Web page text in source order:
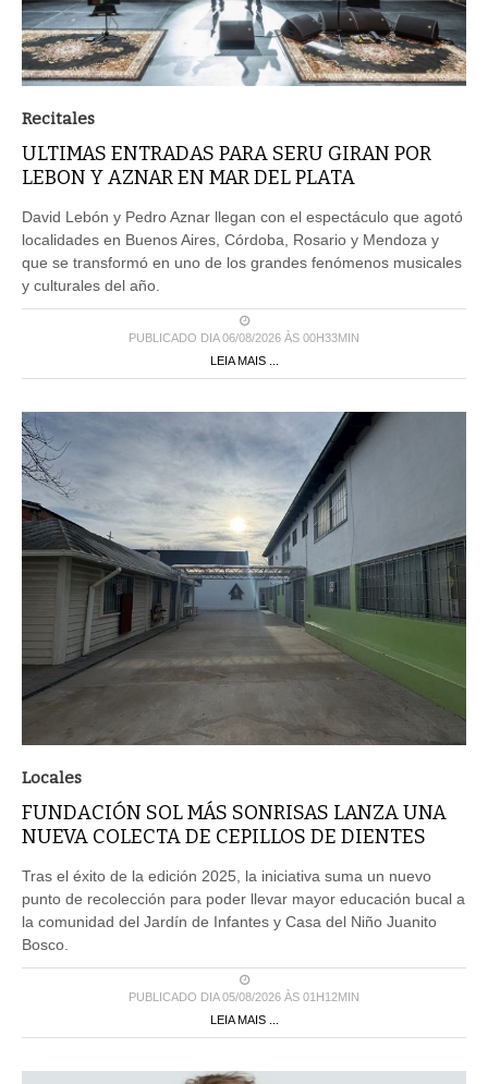
Recitales
ULTIMAS ENTRADAS PARA SERU GIRAN POR
LEBON Y AZNAR EN MAR DEL PLATA
David Lebón y Pedro Aznar llegan con el espectáculo que agotó
localidades en Buenos Aires, Córdoba, Rosario y Mendoza y
que se transformó en uno de los grandes fenómenos musicales
y culturales del año.
PUBLICADO DIA 06/08/2026 ÀS 00H33MIN
LEIA MAIS ...
Locales
FUNDACIÓN SOL MÁS SONRISAS LANZA UNA
NUEVA COLECTA DE CEPILLOS DE DIENTES
Tras el éxito de la edición 2025, la iniciativa suma un nuevo
punto de recolección para poder llevar mayor educación bucal a
la comunidad del Jardín de Infantes y Casa del Niño Juanito
Bosco.
PUBLICADO DIA 05/08/2026 ÀS 01H12MIN
LEIA MAIS ...